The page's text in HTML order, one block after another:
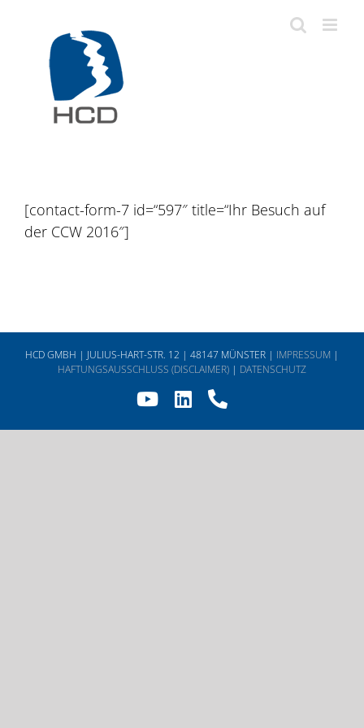
springen
[contact-form-7 id=“597″ title=“Ihr Besuch auf
der CCW 2016″]
HCD GMBH | JULIUS-HART-STR. 12 | 48147 MÜNSTER | IMPRESSUM |
HAFTUNGSAUSSCHLUSS (DISCLAIMER) | DATENSCHUTZ
YouTube
LinkedInTelefon